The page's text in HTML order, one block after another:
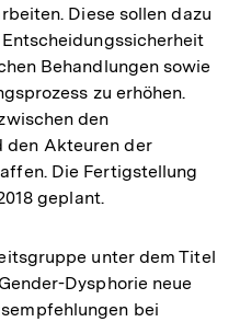
Diese sollen dazu
Behandlungen sowie
zu erhöhen.
den
den Akteuren der
Die Fertigstellung
geplant.
unter dem Titel
Dysphorie neue
bei